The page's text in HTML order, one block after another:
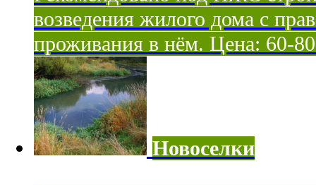
возведения жилого дома с
проживания в нём. Цена: 60-80
Новоселки